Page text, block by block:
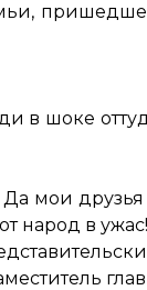
в шоке
мои друзья
народ в ужас!